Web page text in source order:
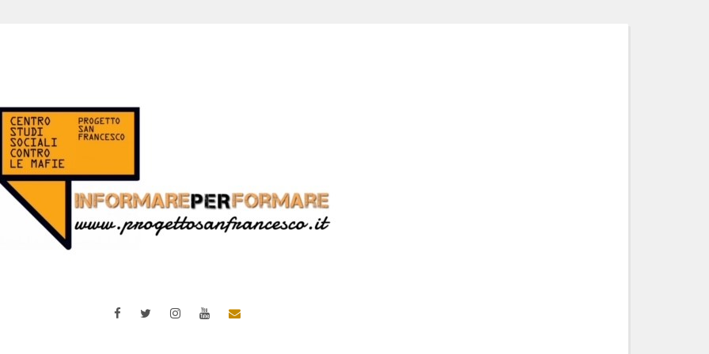
FacebookTwitterInstagramYouTubeEmail